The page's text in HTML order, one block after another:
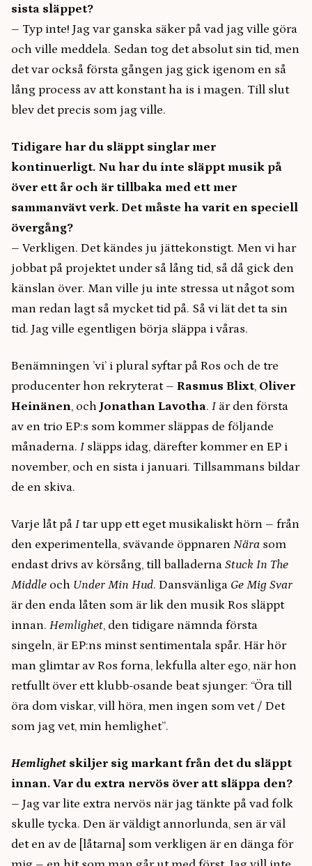
sista släppet?
– Typ inte! Jag var ganska säker på vad jag ville göra
och ville meddela. Sedan tog det absolut sin tid, men
det var också första gången jag gick igenom en så
lång process av att konstant ha is i magen. Till slut
blev det precis som jag ville.
Tidigare har du släppt singlar mer
kontinuerligt. Nu har du inte släppt musik på
över ett år och är tillbaka med ett mer
sammanvävt verk. Det måste ha varit en speciell
övergång?
– Verkligen. Det kändes ju jättekonstigt. Men vi har
jobbat på projektet under så lång tid, så då gick den
känslan över. Man ville ju inte stressa ut något som
man redan lagt så mycket tid på. Så vi lät det ta sin
tid. Jag ville egentligen börja släppa i våras.
Benämningen ’vi’ i plural syftar på Ros och de tre
producenter hon rekryterat – Rasmus Blixt, Oliver
Heinänen, och Jonathan Lavotha. I är den första
av en trio EP:s som kommer släppas de följande
månaderna. I släpps idag, därefter kommer en EP i
november, och en sista i januari. Tillsammans bildar
de en skiva.
Varje låt på I tar upp ett eget musikaliskt hörn – från
den experimentella, svävande öppnaren Nära som
endast drivs av körsång, till balladerna Stuck In The
Middle och Under Min Hud. Dansvänliga Ge Mig Svar
är den enda låten som är lik den musik Ros släppt
innan. Hemlighet, den tidigare nämnda första
singeln, är EP:ns minst sentimentala spår. Här hör
man glimtar av Ros forna, lekfulla alter ego, när hon
retfullt över ett klubb-osande beat sjunger: “Öra till
öra dom viskar, vill höra, men ingen som vet / Det
som jag vet, min hemlighet”.
Hemlighetskiljer sig markant från det du släppt
innan. Var du extra nervös över att släppa den?
– Jag var lite extra nervös när jag tänkte på vad folk
skulle tycka. Den är väldigt annorlunda, sen är väl
det en av de [låtarna] som verkligen är en dänga för